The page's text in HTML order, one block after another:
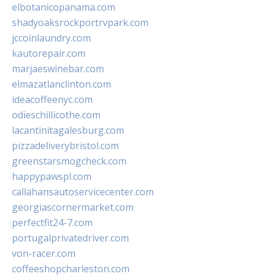
elbotanicopanama.com
shadyoaksrockportrvpark.com
jccoinlaundry.com
kautorepair.com
marjaeswinebar.com
elmazatlanclinton.com
ideacoffeenyc.com
odieschillicothe.com
lacantinitagalesburg.com
pizzadeliverybristol.com
greenstarsmogcheck.com
happypawspl.com
callahansautoservicecenter.com
georgiascornermarket.com
perfectfit24-7.com
portugalprivatedriver.com
von-racer.com
coffeeshopcharleston.com